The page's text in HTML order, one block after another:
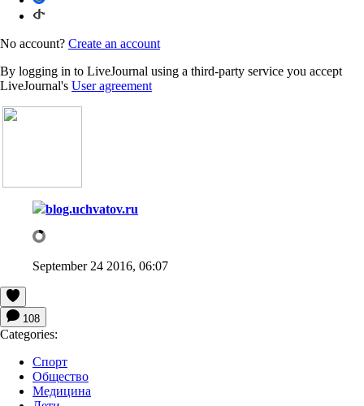
No account? Create an account
By logging in to LiveJournal using a third-party service you accept
LiveJournal's User agreement
blog.uchvatov.ru
September 24 2016, 06:07
108
Categories:
Спорт
Общество
Медицина